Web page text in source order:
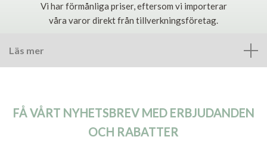
Vi har förmånliga priser, eftersom vi importerar
våra varor direkt från tillverkningsföretag.
Läs mer
FÅ VÅRT NYHETSBREV MED ERBJUDANDEN
OCH RABATTER